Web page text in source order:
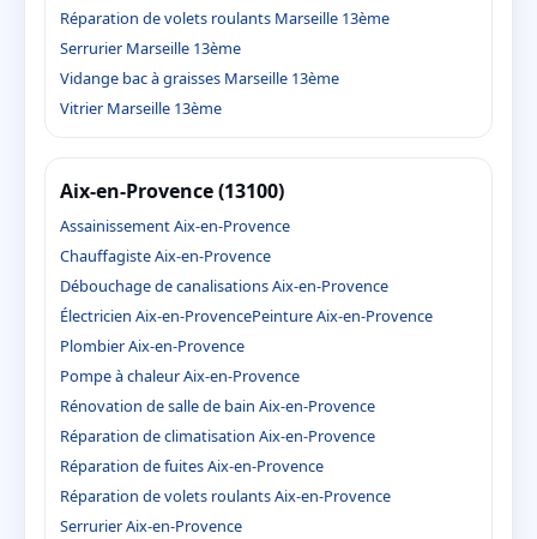
Réparation de volets roulants Marseille 13ème
Serrurier Marseille 13ème
Vidange bac à graisses Marseille 13ème
Vitrier Marseille 13ème
Aix-en-Provence (13100)
Assainissement Aix-en-Provence
Chauffagiste Aix-en-Provence
Débouchage de canalisations Aix-en-Provence
Électricien Aix-en-ProvencePeinture Aix-en-Provence
Plombier Aix-en-Provence
Pompe à chaleur Aix-en-Provence
Rénovation de salle de bain Aix-en-Provence
Réparation de climatisation Aix-en-Provence
Réparation de fuites Aix-en-Provence
Réparation de volets roulants Aix-en-Provence
Serrurier Aix-en-Provence